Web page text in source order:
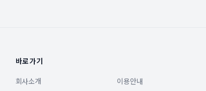
바로가기
회사소개
이용안내